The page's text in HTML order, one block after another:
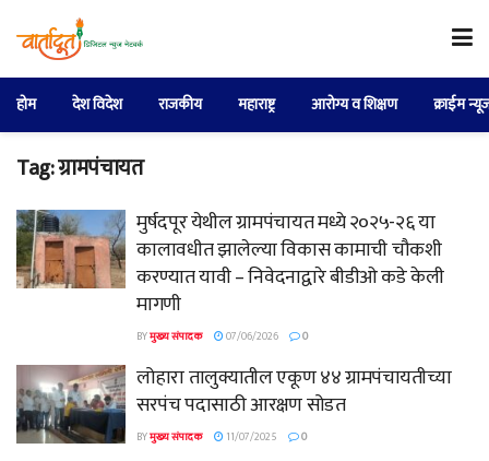
होम देश विदेश राजकीय महाराष्ट्र आरोग्य व शिक्षण क्राईम
Tag:ग्रामपंचायत
मुर्षदपूर येथील ग्रामपंचायत मध्ये २०२५-२६ या
कालावधीत झालेल्या विकास कामाची चौकशी
करण्यात यावी – निवेदनाद्वारे बीडीओ कडे केली
मागणी
BYमुख्य संपादक 07/06/2026 0
लोहारा तालुक्यातील एकूण ४४ ग्रामपंचायतीच्या
सरपंच पदासाठी आरक्षण सोडत
BYमुख्य संपादक 11/07/2025 0